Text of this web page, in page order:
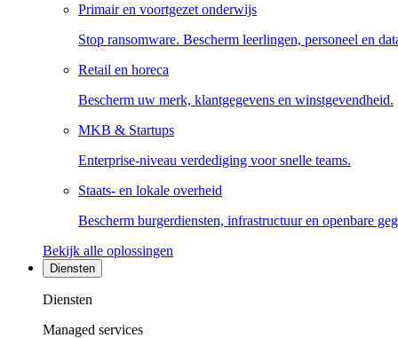
Primair en voortgezet onderwijs
Stop ransomware. Bescherm leerlingen, personeel en
Retail en horeca
Bescherm uw merk, klantgegevens en winstgevendheid.
MKB & Startups
Enterprise-niveau verdediging voor snelle teams.
Staats- en lokale overheid
Bescherm burgerdiensten, infrastructuur en openbare
Bekijk alle oplossingen
Diensten
Diensten
Managed services